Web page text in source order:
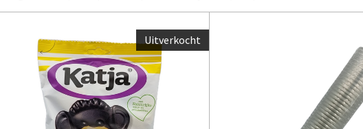
Uitverkocht